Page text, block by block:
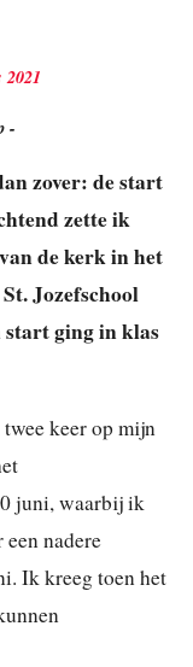
2021
-
zover: de start
zette ik
de kerk in het
Jozefschool
ging in klas
keer op mijn
juni, waarbij ik
nadere
Ik kreeg toen het